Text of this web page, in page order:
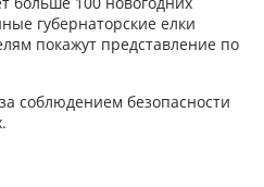
губернаторские елки
покажут представление по
соблюдением безопасности